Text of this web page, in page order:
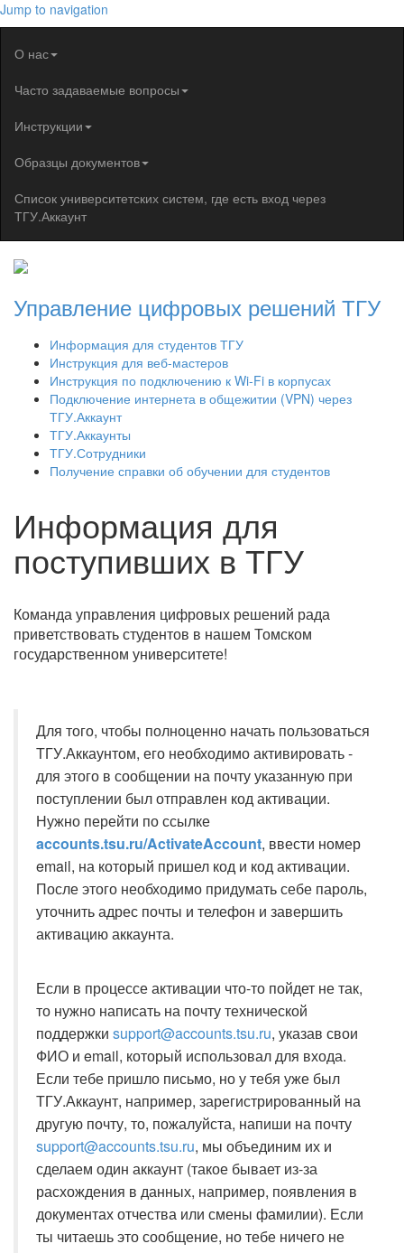
Jump to navigation
О нас
Часто задаваемые вопросы
Инструкции
Образцы документов
Список университетских систем, где есть вход через
ТГУ.Аккаунт
Управление цифровых решений ТГУ
Информация для студентов ТГУ
Инструкция для веб-мастеров
Инструкция по подключению к Wi-Fi в корпусах
Подключение интернета в общежитии (VPN) через
ТГУ.Аккаунт
ТГУ.Аккаунты
ТГУ.Сотрудники
Получение справки об обучении для студентов
Информация для
поступивших в ТГУ
Команда управления цифровых решений рада
приветствовать студентов в нашем Томском
государственном университете!
Для того, чтобы полноценно начать пользоваться
ТГУ.Аккаунтом, его необходимо активировать -
для этого в сообщении на почту указанную при
поступлении был отправлен код активации.
Нужно перейти по ссылке
accounts.tsu.ru/ActivateAccount, ввести номер
email, на который пришел код и код активации.
После этого необходимо придумать себе пароль,
уточнить адрес почты и телефон и завершить
активацию аккаунта.
Если в процессе активации что-то пойдет не так,
то нужно написать на почту технической
поддержки support@accounts.tsu.ru, указав свои
ФИО и email, который использовал для входа.
Если тебе пришло письмо, но у тебя уже был
ТГУ.Аккаунт, например, зарегистрированный на
другую почту, то, пожалуйста, напиши на почту
support@accounts.tsu.ru, мы объединим их и
сделаем один аккаунт (такое бывает из-за
расхождения в данных, например, появления в
документах отчества или смены фамилии). Если
ты читаешь это сообщение, но тебе ничего не